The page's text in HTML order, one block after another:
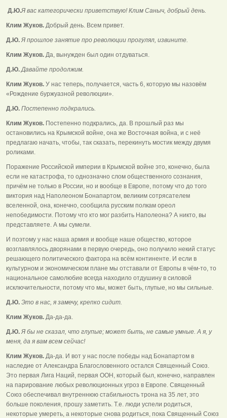
Д.Ю.Я вас категорически приветствую! Клим Саныч, добрый день.
Клим Жуков. Добрый день. Всем привет.
Д.Ю.Я прошлое занятие про революции прогулял, извините.
Клим Жуков. Да, вынужден был один отдуваться.
Д.Ю.Давайте продолжим.
Клим Жуков. У нас теперь, получается, часть 6, которую мы назовём
«Рождение буржуазной революции».
Д.Ю. Постепенно подкрались.
Клим Жуков. Постепенно подкрались, да. В прошлый раз мы
остановились на Крымской войне, она же Восточная война, и с неё
предлагаю начать, чтобы, так сказать, перекинуть мостик между двумя
роликами.
Поражение Российской империи в Крымской войне это, конечно, была
если не катастрофа, то однозначно слом общественного сознания,
причём не только в России, но и вообще в Европе, потому что до того
виктория над Наполеоном Бонапартом, великим сотрясателем
вселенной, она, конечно, сообщила русским полкам ореол
непобедимости. Потому что кто мог разбить Наполеона? А никто, вы
представляете. А мы сумели.
И поэтому у нас наша армия и вообще наше общество, которое
возглавлялось дворянами в первую очередь, оно получило некий статус
решающего политического фактора на всём континенте. И если в
культурном и экономическом плане мы отставали от Европы в чём-то, то
национальное самолюбие всегда находило отдушину в силовой
исключительности, потому что мы, может быть, глупые, но мы сильные.
Д.Ю. Это в нас, я замечу, крепко сидит.
Клим Жуков. Да-да-да.
Д.Ю.Я бы не сказал, что глупые; может быть, не самые умные. А я, у
меня, да я вам всем сейчас!
Клим Жуков. Да-да. И вот у нас после победы над Бонапартом в
наследие от Александра Благословенного остался Священный Союз.
Это первая Лига Наций, первая ООН, который был, конечно, направлен
на парирование любых революционных угроз в Европе. Священный
Союз обеспечивал внутреннюю стабильность трона на 35 лет, это
больше поколения, прошу заметить. Т.е. люди успели родиться,
некоторые умереть, а некоторые снова родиться, пока Священный Союз